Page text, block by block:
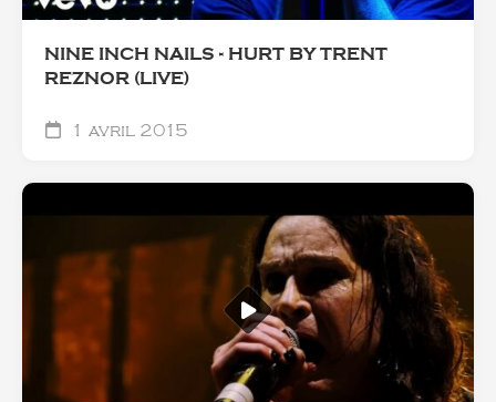
NINE INCH NAILS - HURT BY TRENT
REZNOR (LIVE)
1 avril 2015